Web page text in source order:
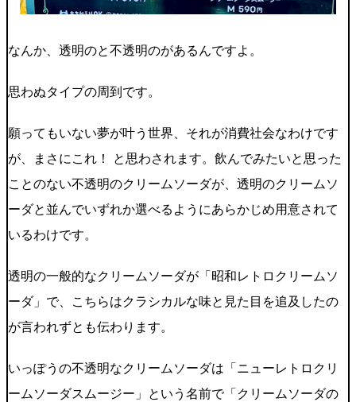
なんか、透明のと不透明のがあるんですよ。
思わぬタイプの周到です。
願ってもいない夢が叶う世界、それが消費社会なわけです
が、まさにこれ！ と思わされます。飲んでみたいと思った
ことのない不透明のクリームソーダが、透明のクリームソ
ーダと並んでいずれか選べるようにあらかじめ用意されて
いるわけです。
透明の一般的なクリームソーダが「昭和レトロクリームソ
ーダ」で、こちらはクラシカルな味と見た目を追及したの
が言われずとも伝わります。
いっぽうの不透明なクリームソーダは「ニューレトロクリ
ームソーダスムージー」という名前で「クリームソーダの